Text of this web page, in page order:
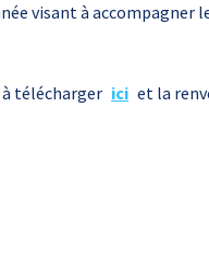
visant à accompagner
télécharger ici et la